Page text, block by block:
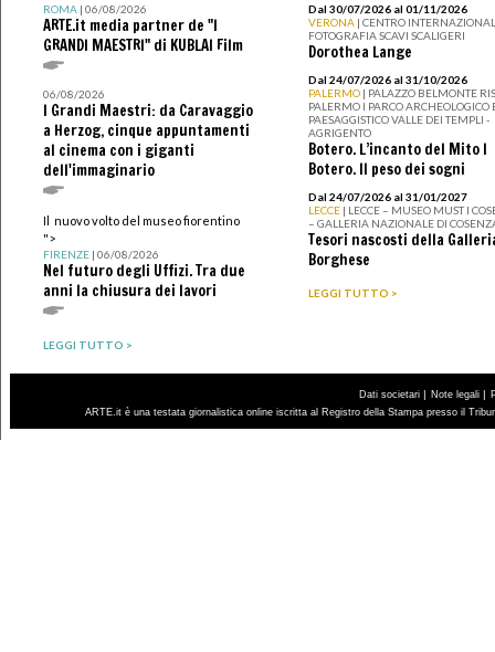
ROMA| 06/08/2026
ARTE.it media partner de "I
GRANDI MAESTRI" di KUBLAI Film
06/08/2026
I Grandi Maestri: da Caravaggio
a Herzog, cinque appuntamenti
al cinema con i giganti
dell'immaginario
Il nuovo volto del museo fiorentino
">
FIRENZE| 06/08/2026
Nel futuro degli Uffizi. Tra due
anni la chiusura dei lavori
LEGGI TUTTO >
Dal 30/07/2026 al 01/11/2026
VERONA | CENTRO
FOTOGRAFIA SCAVI SCALIGERI
Dorothea Lange
Dal 24/07/2026 al 31/10/2026
PALERMO | PALAZZO BELMONTE
PALERMO I PARCO ARCHEOLOGICO
PAESAGGISTICO VALLE DEI TEMPLI -
AGRIGENTO
Botero. L’incanto del Mito I
Botero. Il peso dei sogni
Dal 24/07/2026 al 31/01/2027
LECCE | LECCE – MUSEO MUST I
– GALLERIA NAZIONALE DI
Tesori nascosti della
Borghese
LEGGI TUTTO >
Dati societari | Note legali |
ARTE.it è una testata giornalistica online iscritta al Registro della Stampa presso il